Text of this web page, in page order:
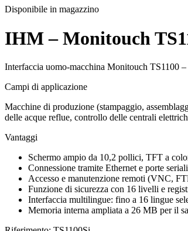
Disponibile in magazzino
IHM – Monitouch
Interfaccia uomo-macchina Monitouch TS1100 –
Campi di applicazione
Macchine di produzione (stampaggio,
delle acque reflue, controllo delle centrali
Vantaggi
Schermo ampio da 10,2 pollici, TFT a
Connessione tramite Ethernet e porte seriali
Accesso e manutenzione remoti (VNC,
Funzione di sicurezza con 16 livelli e
Interfaccia multilingue: fino a 16 lingue
Memoria interna ampliata a 26 MB per il